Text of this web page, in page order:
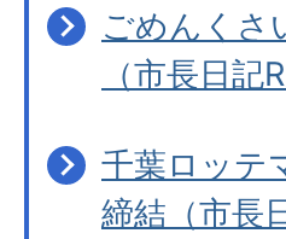
ごめんくさ
（市長日記
千葉ロッテ
締結（市長